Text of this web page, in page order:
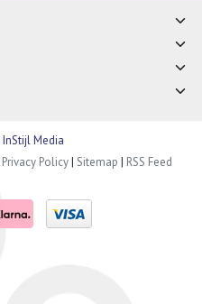
InStijl Media
Privacy Policy| Sitemap | RSS Feed